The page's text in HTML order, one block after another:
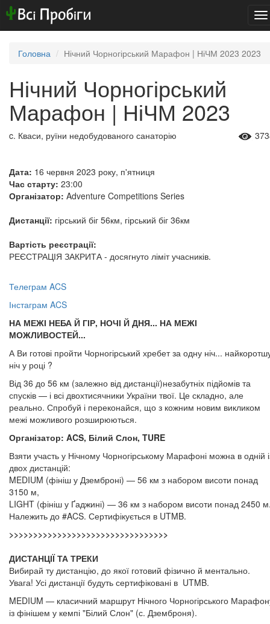
Головна Нічний Чорногірський Марафон | НіЧМ 2023 2023
Нічний Чорногірський
Марафон | НіЧМ 2023
c. Кваси, руїни недобудованого санаторію
Дата: 16 червня 2023 року, п'ятниця
Час старту: 23:00
Організатор: Adventure Competitions Series
Дистанції: гірський біг 56км, гірський біг 36км
Вартість реєстрації:
РЕЄСТРАЦІЯ ЗАКРИТА - досягнуто ліміт учасників.
Телеграм ACS
Інстаграм ACS
НА МЕЖІ НЕБА Й ГІР, НОЧІ Й ДНЯ... НА МЕЖІ
МОЖЛИВОСТЕЙ...
А Ви готові пройти Чорногірський хребет за одну ніч...
ніч у році ?
Від 36 до 56 км (залежно від дистанції)незабутніх підйомів та
спусків — і всі двохтисячники України твої. Це складно, але
реально. Спробуй і переконайся, що з кожним новим викликом
межі можливого розширюються.
Організатор: ACS, Білий Слон, TURE
Взяти участь у Нічному Чорногірському Марафоні можна в одній
двох дистанцій:
MEDIUM (фініш у Дземброні) — 56 км з набором висоти понад
3150 м,
LIGHT (фініш у Ґаджині) — 36 км з набором висоти понад 2450
Належить до #ACS. Сертифікується в UTMB.
​​​​​​​>>>>>>>>>>>>>>>>>>>>>>>>>>>>>>>>>​​​​​​​
ДИСТАНЦІЇ ТА ТРЕКИ
Вибирай ту дистанцію, до якої готовий фізично й ментально.
Увага! Усі дистанції будуть сертифіковані в UTMB.
MEDIUM — класичний маршрут Нічного Чорногірського
із фінішем у кемпі "Білий Слон" (с. Дземброня).